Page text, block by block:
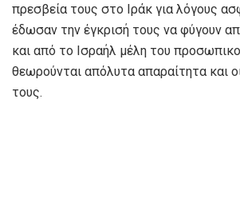
πρεσβεία τους στο Ιράκ για λόγους
έδωσαν την έγκρισή τους να φύγουν
και από το Ισραήλ μέλη του
θεωρούνται απόλυτα απαραίτητα και
τους.